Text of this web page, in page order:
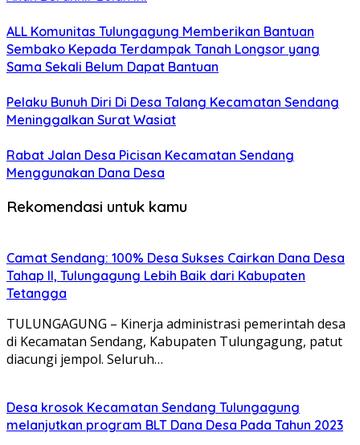
ALL Komunitas Tulungagung Memberikan Bantuan
Sembako Kepada Terdampak Tanah Longsor yang
Sama Sekali Belum Dapat Bantuan
Pelaku Bunuh Diri Di Desa Talang Kecamatan Sendang
Meninggalkan Surat Wasiat
Rabat Jalan Desa Picisan Kecamatan Sendang
Menggunakan Dana Desa
Rekomendasi untuk kamu
Camat Sendang: 100% Desa Sukses Cairkan Dana Desa
Tahap II, Tulungagung Lebih Baik dari Kabupaten
Tetangga
TULUNGAGUNG – Kinerja administrasi pemerintah desa
di Kecamatan Sendang, Kabupaten Tulungagung, patut
diacungi jempol. Seluruh…
Desa krosok Kecamatan Sendang Tulungagung
melanjutkan program BLT Dana Desa Pada Tahun 2023